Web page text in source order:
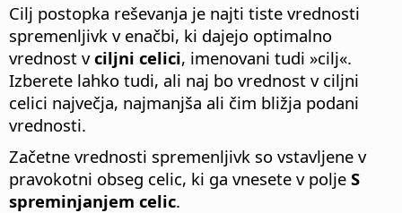
Cilj postopka reševanja je najti tiste vrednosti
spremenljivk v enačbi, ki dajejo optimalno
vrednost vciljni celici, imenovani tudi »cilj«.
Izberete lahko tudi, ali naj bo vrednost v ciljni
celici največja, najmanjša ali čim bližja podani
vrednosti.
Začetne vrednosti spremenljivk so vstavljene v
pravokotni obseg celic, ki ga vnesete v polje S
spreminjanjem celic.